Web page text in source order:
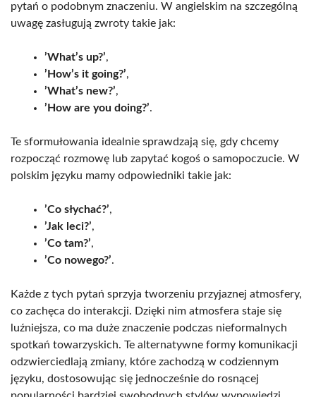
pytań o podobnym znaczeniu. W angielskim na szczególną
uwagę zasługują zwroty takie jak:
’What’s up?’,
’How’s it going?’,
’What’s new?’,
’How are you doing?’.
Te sformułowania idealnie sprawdzają się, gdy chcemy
rozpocząć rozmowę lub zapytać kogoś o samopoczucie. W
polskim języku mamy odpowiedniki takie jak:
’Co słychać?’,
’Jak leci?’,
’Co tam?’,
’Co nowego?’.
Każde z tych pytań sprzyja tworzeniu przyjaznej atmosfery,
co zachęca do interakcji. Dzięki nim atmosfera staje się
luźniejsza, co ma duże znaczenie podczas nieformalnych
spotkań towarzyskich. Te alternatywne formy komunikacji
odzwierciedlają zmiany, które zachodzą w codziennym
języku, dostosowując się jednocześnie do rosnącej